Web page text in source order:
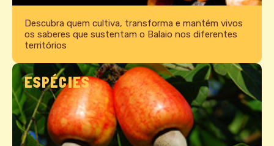
Descubra quem cultiva, transforma e mantém vivos
os saberes que sustentam o Balaio nos diferentes
territórios
ESPÉCIES